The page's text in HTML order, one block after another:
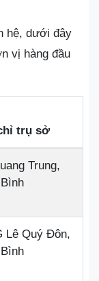
hệ, dưới đây
vị hàng đầu
trụ sở
Trung,
Lê Quý Đôn,